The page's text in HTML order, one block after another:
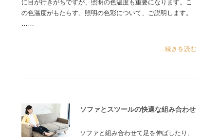
に目が行きがちですが、照明の色温度も重要になります。こ
の色温度がもたらす、照明の色彩について、ご説明します。
...続きを読む
ソファとスツールの快適な組み合わせ
ソファと組み合わせて足を伸ばしたり、